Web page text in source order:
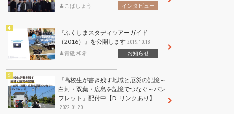
こばしょう インタビュー
『ふくしまスタディツアーガイド
（2016）』を公開します 2019.10.18
青砥 和希 お知らせ
『高校生が書き残す地域と厄災の記憶～
白河・双葉・広島を記憶でつなぐ～パン
フレット』配付中【DLリンクあり】
2022.01.20